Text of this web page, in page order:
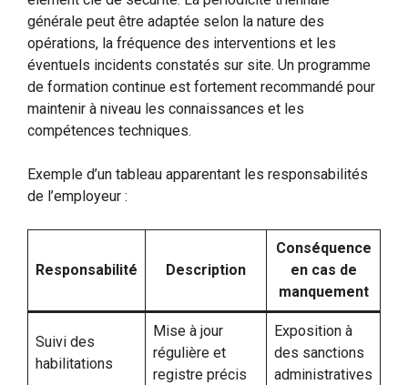
générale peut être adaptée selon la nature des
opérations, la fréquence des interventions et les
éventuels incidents constatés sur site. Un programme
de formation continue est fortement recommandé pour
maintenir à niveau les connaissances et les
compétences techniques.
Exemple d’un tableau apparentant les responsabilités
de l’employeur :
Responsabilité Description
Conséquence
en cas de
manquement
Suivi des
habilitations
Mise à jour
régulière et
registre précis
Exposition à
des sanctions
administratives